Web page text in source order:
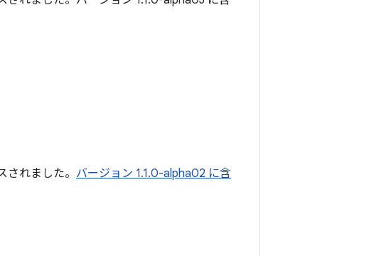
されました。 バージョン 1.1.0-alpha02 に含